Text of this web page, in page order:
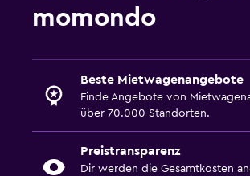
momondo
Beste Mietwagenangebote
Finde Angebote von
über 70.000 Standorten.
Preistransparenz
Dir werden die Gesamtkosten